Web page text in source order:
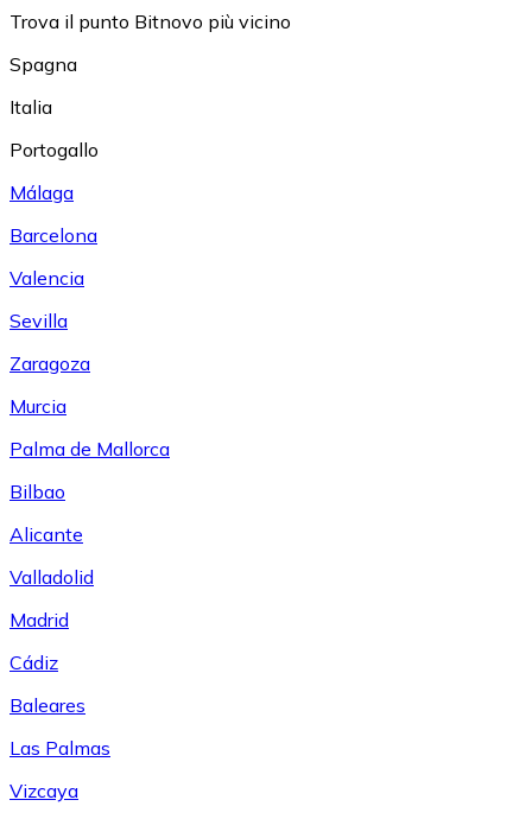
Trova il punto Bitnovo più vicino
Spagna
Italia
Portogallo
Málaga
Barcelona
Valencia
Sevilla
Zaragoza
Murcia
Palma de Mallorca
Bilbao
Alicante
Valladolid
Madrid
Cádiz
Baleares
Las Palmas
Vizcaya